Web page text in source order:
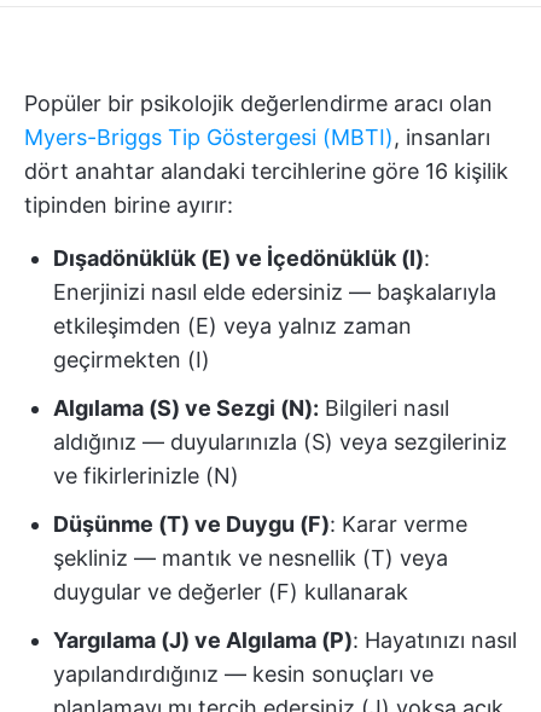
Popüler bir psikolojik değerlendirme aracı olan
Myers-Briggs Tip Göstergesi (MBTI), insanları
dört anahtar alandaki tercihlerine göre 16 kişilik
tipinden birine ayırır:
Dışadönüklük (E) ve İçedönüklük (I):
Enerjinizi nasıl elde edersiniz — başkalarıyla
etkileşimden (E) veya yalnız zaman
geçirmekten (I)
Algılama (S) ve Sezgi (N): Bilgileri nasıl
aldığınız — duyularınızla (S) veya sezgileriniz
ve fikirlerinizle (N)
Düşünme (T) ve Duygu (F): Karar verme
şekliniz — mantık ve nesnellik (T) veya
duygular ve değerler (F) kullanarak
Yargılama (J) ve Algılama (P): Hayatınızı nasıl
yapılandırdığınız — kesin sonuçları ve